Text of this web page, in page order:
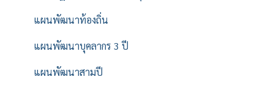
แผนพัฒนาท้องถิ่น
แผนพัฒนาบุคลากร 3 ปี
แผนพัฒนาสามปี